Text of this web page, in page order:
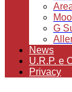
G
News
U.R.P. e
Privacy